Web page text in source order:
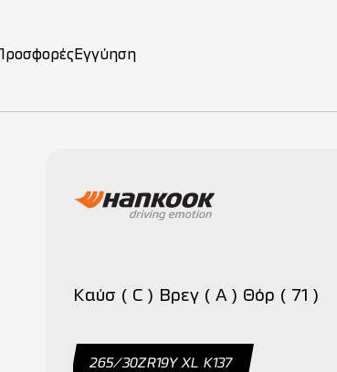
Προσφορές Εγγύηση
Καύσ ( C ) Βρεγ ( A ) Θόρ ( 71 )
265/30ZR19Y XL Κ137